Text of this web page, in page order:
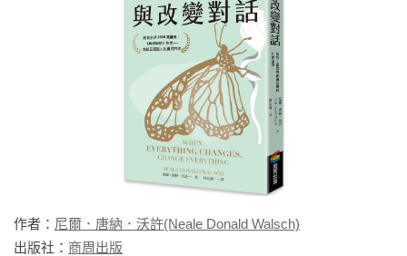
作者： 尼爾．唐納．沃許(Neale Donald Walsch)
出版社： 商周出版